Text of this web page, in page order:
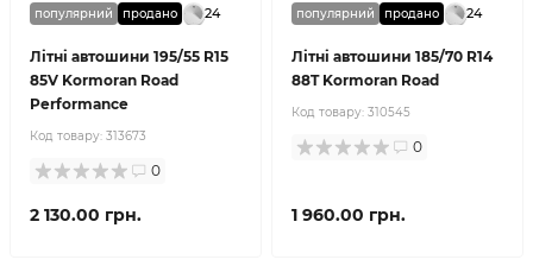
популярний продано 24
Літні автошини 195/55 R15
85V Kormoran Road
Performance
Код товару: 313673
0
2 130.00 грн.
популярний продано 24
Літні автошини 185/70 R14
88T Kormoran Road
Код товару: 310545
0
1 960.00 грн.